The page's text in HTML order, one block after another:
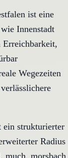
ist eine
Innenstadt
Erreichbarkeit,
Wegezeiten
ein strukturierter
Radius
much, morsbach